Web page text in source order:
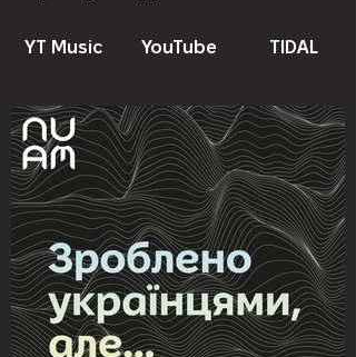
YT Music YouTube TIDAL